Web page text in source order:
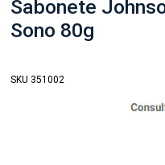
Sabonete
Sono 80g
SKU 351002